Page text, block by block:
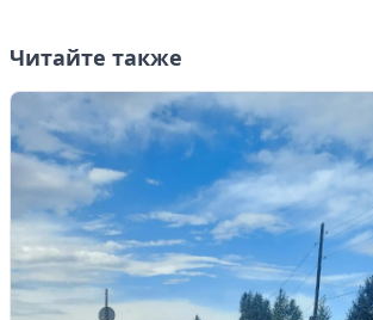
Читайте также